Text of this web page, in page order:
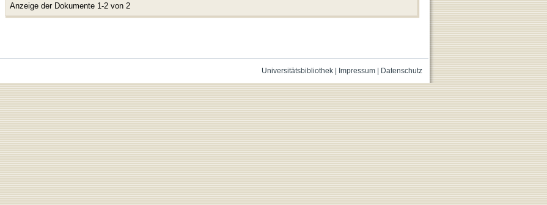
Anzeige der Dokumente 1-2 von 2
Universitätsbibliothek| Impressum| Datenschutz